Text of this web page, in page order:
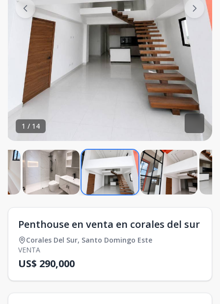
1 / 14
Penthouse en venta en corales del sur
Corales Del Sur, Santo Domingo Este
VENTA
US$ 290,000